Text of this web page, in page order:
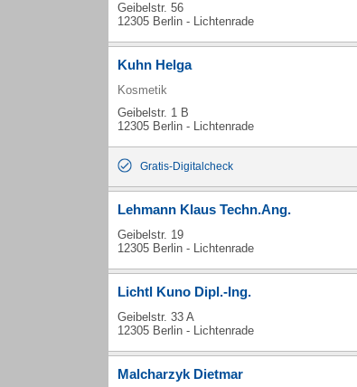
Geibelstr. 56
12305 Berlin - Lichtenrade
Kuhn Helga
Kosmetik
Geibelstr. 1 B
12305 Berlin - Lichtenrade
Gratis-Digitalcheck
Lehmann Klaus Techn.Ang.
Geibelstr. 19
12305 Berlin - Lichtenrade
Lichtl Kuno Dipl.-Ing.
Geibelstr. 33 A
12305 Berlin - Lichtenrade
Malcharzyk Dietmar